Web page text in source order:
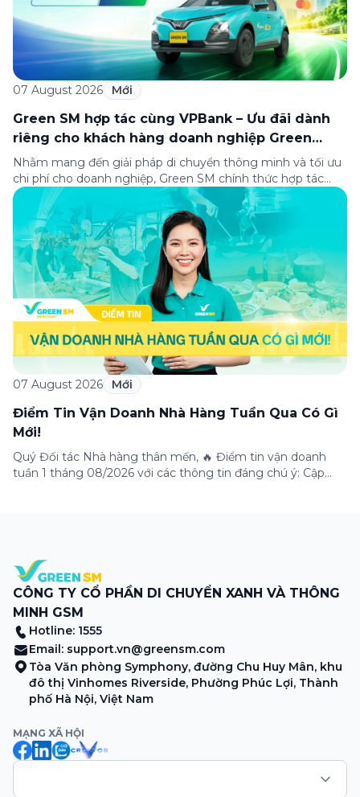
07 August 2026 Mới
Green SM hợp tác cùng VPBank – Ưu đãi dành
riêng cho khách hàng doanh nghiệp Green
Business
Nhằm mang đến giải pháp di chuyển thông minh và tối ưu
chi phí cho doanh nghiệp, Green SM chính thức hợp tác
cùng VPBank triển khai chương trình ưu đãi dành riêng cho
khách hàng đăng ký thẻ Doanh nghiệp Green Business.
Thông qua chương trình, doanh nghiệp có thể tận hưởng
nhiều ưu […]
07 August 2026 Mới
Điểm Tin Vận Doanh Nhà Hàng Tuần Qua Có Gì
Mới!
Quý Đối tác Nhà hàng thân mến, 🔥 Điểm tin vận doanh
tuần 1 tháng 08/2026 với các thông tin đáng chú ý: Cập
CÔNG TY CỔ PHẦN DI CHUYỂN XANH VÀ THÔNG
MINH GSM
Hotline: 1555
Email: support.vn@greensm.com
Tòa Văn phòng Symphony, đường Chu Huy Mân, khu
đô thị Vinhomes Riverside, Phường Phúc Lợi, Thành
phố Hà Nội, Việt Nam
MẠNG XÃ HỘI